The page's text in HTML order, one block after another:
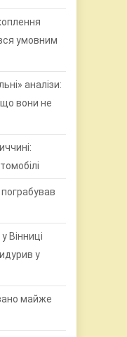
умовним
аналізи:
вони не
пограбував
Вінниці
у
майже